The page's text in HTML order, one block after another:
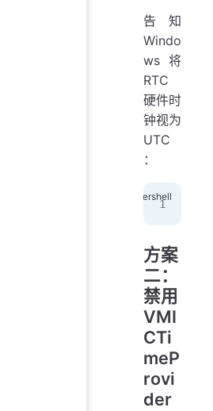
告知
Windo
ws 将
RTC
硬件时
钟视为
UTC
：
方案
二：
禁用
VMI
CTi
meP
rovi
der